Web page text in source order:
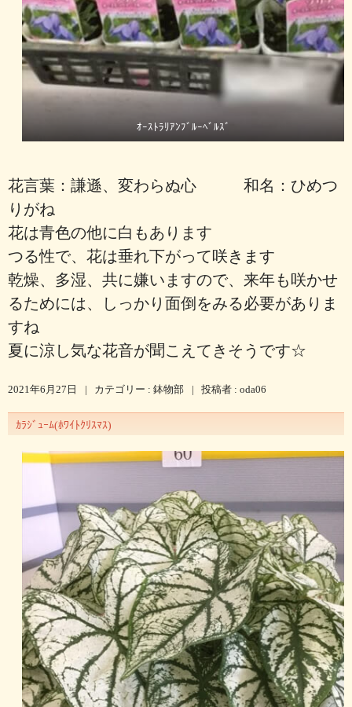
ｵｰｽﾄﾗﾘｱﾝﾌﾞﾙｰﾍﾞﾙｽﾞ
花言葉：謙遜、変わらぬ心 和名：ひめつ
りがね
花は青色の他に白もあります
つる性で、花は垂れ下がって咲きます
乾燥、多湿、共に嫌いますので、来年も咲かせ
るためには、しっかり面倒をみる必要がありま
すね
夏に涼し気な花音が聞こえてきそうです☆
2021年6月27日 | カテゴリー : 鉢物部 | 投稿者 : oda06
ｶﾗｼﾞｭｰﾑ(ﾎﾜｲﾄｸﾘｽﾏｽ)